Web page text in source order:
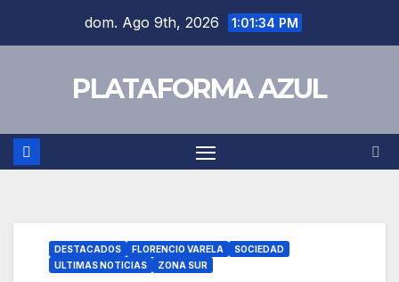
dom. Ago 9th, 2026 1:01:34 PM
PLATAFORMA AZUL
DESTACADOS FLORENCIO VARELA
SOCIEDAD
ULTIMAS NOTICIAS
ZONA SUR